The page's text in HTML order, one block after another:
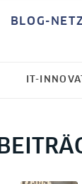
BLOG-
IT-